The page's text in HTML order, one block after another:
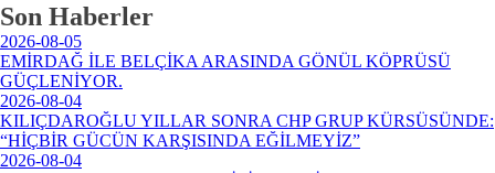
Son Haberler
2026-08-05
EMİRDAĞ İLE BELÇİKA ARASINDA GÖNÜL KÖPRÜSÜ
GÜÇLENİYOR.
2026-08-04
KILIÇDAROĞLU YILLAR SONRA CHP GRUP KÜRSÜSÜNDE:
“HİÇBİR GÜCÜN KARŞISINDA EĞİLMEYİZ”
2026-08-04